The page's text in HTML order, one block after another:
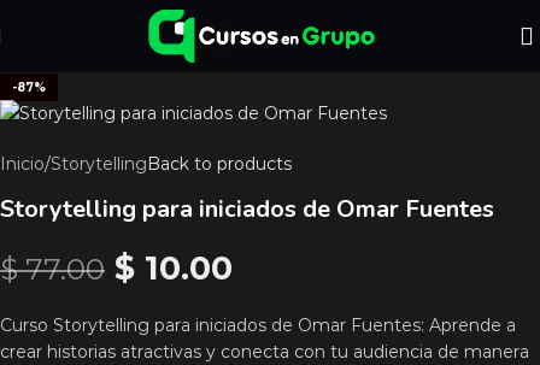
-87%
Inicio/Storytelling Back to products
Storytelling para iniciados de Omar Fuentes
$77.00 $ 10.00
Curso Storytelling para iniciados de Omar Fuentes: Aprende a
crear historias atractivas y conecta con tu audiencia de manera